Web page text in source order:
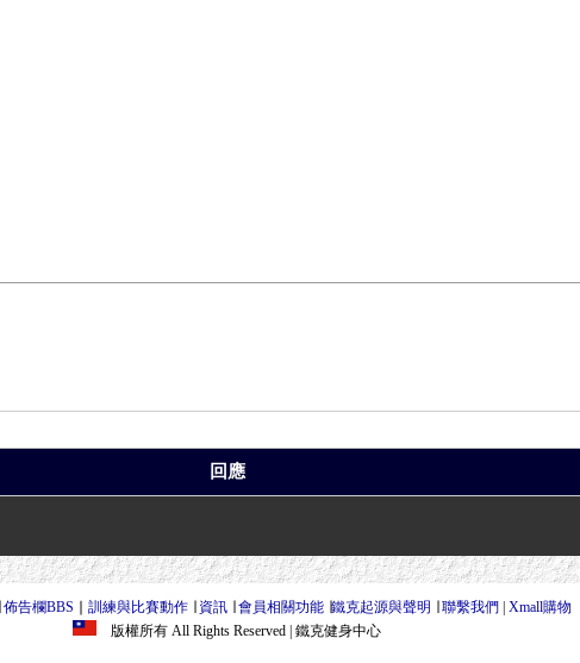
回應
∣佈告欄BBS ∣訓練與比賽動作 資訊 ∣會員相關功能 ∣鐵克起源與聲明 ∣聯繫我們 |Xmall購物
版權所有 All Rights Reserved | 鐵克健身中心